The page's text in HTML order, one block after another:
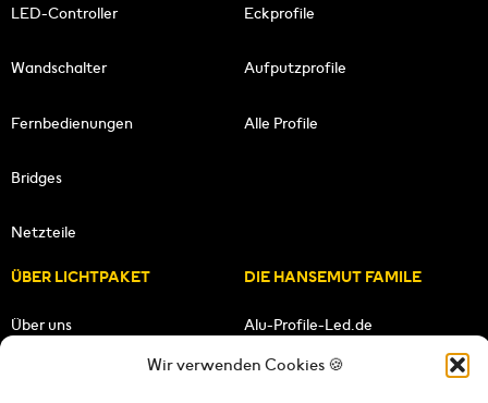
Wir verwenden Cookies 🍪
LED-Controller
Wandschalter
Fernbedienungen
Bridges
Netzteile
Eckprofile
Aufputzprofile
Alle Profile
ÜBER LICHTPAKET
Über uns
DIE HANSEMUT FAMILE
Alu-Profile-Led.de